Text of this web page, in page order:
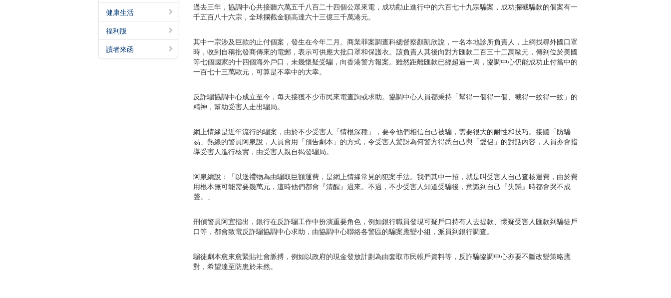
健康生活
福利版
讀者來函
過去三年，協調中心共接聽六萬五千八百二十四個公眾來電，成功勸止進行中的六百七十九宗騙案，成功攔截騙款的個案有一
千五百八十六宗，全球攔截金額高達六十三億三千萬港元。
其中一宗涉及巨款的止付個案，發生在今年二月。商業罪案調查科總督察顏凱欣說，一名本地診所負責人，上網找尋外國口罩
時，收到自稱批發商傳來的電郵，表示可供應大批口罩和保護衣。該負責人其後向對方匯款二百三十二萬歐元，傳到位於美國
等七個國家的十四個海外戶口，未幾懷疑受騙，向香港警方報案。雖然距離匯款已經超過一周，協調中心仍能成功止付當中的
一百七十三萬歐元，可算是不幸中的大幸。
反詐騙協調中心成立至今，每天接獲不少市民來電查詢或求助。協調中心人員都秉持「幫得一個得一個、截得一蚊得一蚊」的
精神，幫助受害人走出騙局。
網上情緣是近年流行的騙案，由於不少受害人「情根深種」，要令他們相信自己被騙，需要很大的耐性和技巧。接聽「防騙
易」熱線的警員阿泉說，人員會用「預告劇本」的方式，令受害人驚訝為何警方得悉自己與「愛侶」的對話內容，人員亦會指
導受害人進行核實，由受害人親自揭發騙局。
阿泉續說：「以送禮物為由騙取巨額運費，是網上情緣常見的犯案手法。我們其中一招，就是叫受害人自己查核運費，由於費
用根本無可能需要幾萬元，這時他們都會『清醒』過來。不過，不少受害人知道受騙後，意識到自己『失戀』時都會哭不成
聲。」
刑偵警員阿宜指出，銀行在反詐騙工作中扮演重要角色，例如銀行職員發現可疑戶口持有人去提款、懷疑受害人匯款到騙徒戶
口等，都會致電反詐騙協調中心求助，由協調中心聯絡各警區的騙案應變小組，派員到銀行調查。
騙徒劇本愈來愈緊貼社會脈搏，例如以政府的現金發放計劃為由套取市民帳戶資料等，反詐騙協調中心亦要不斷改變策略應
對，希望達至防患於未然。